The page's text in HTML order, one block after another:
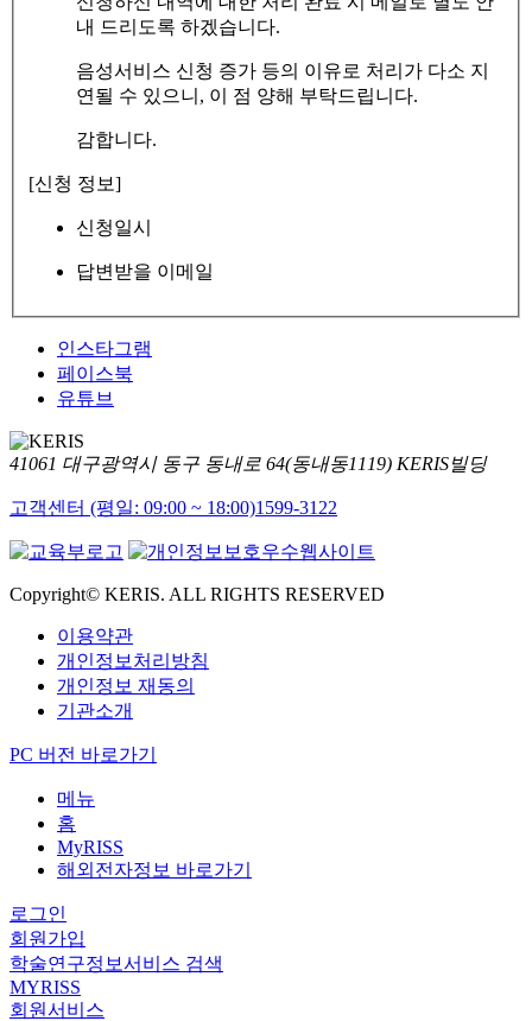
내 드리도록 하겠습니다.
음성서비스 신청 증가 등의 이유로 처리가 다소 지
연될 수 있으니, 이 점 양해 부탁드립니다.
감합니다.
[신청 정보]
신청일시
답변받을 이메일
인스타그램
페이스북
유튜브
41061 대구광역시 동구 동내로 64(동내동1119) KERIS빌딩
고객센터 (평일: 09:00 ~ 18:00)1599-3122
Copyright© KERIS. ALL RIGHTS RESERVED
이용약관
개인정보처리방침
개인정보 재동의
기관소개
PC 버전 바로가기
메뉴
홈
MyRISS
해외전자정보 바로가기
로그인
회원가입
학술연구정보서비스 검색
MYRISS
회원서비스